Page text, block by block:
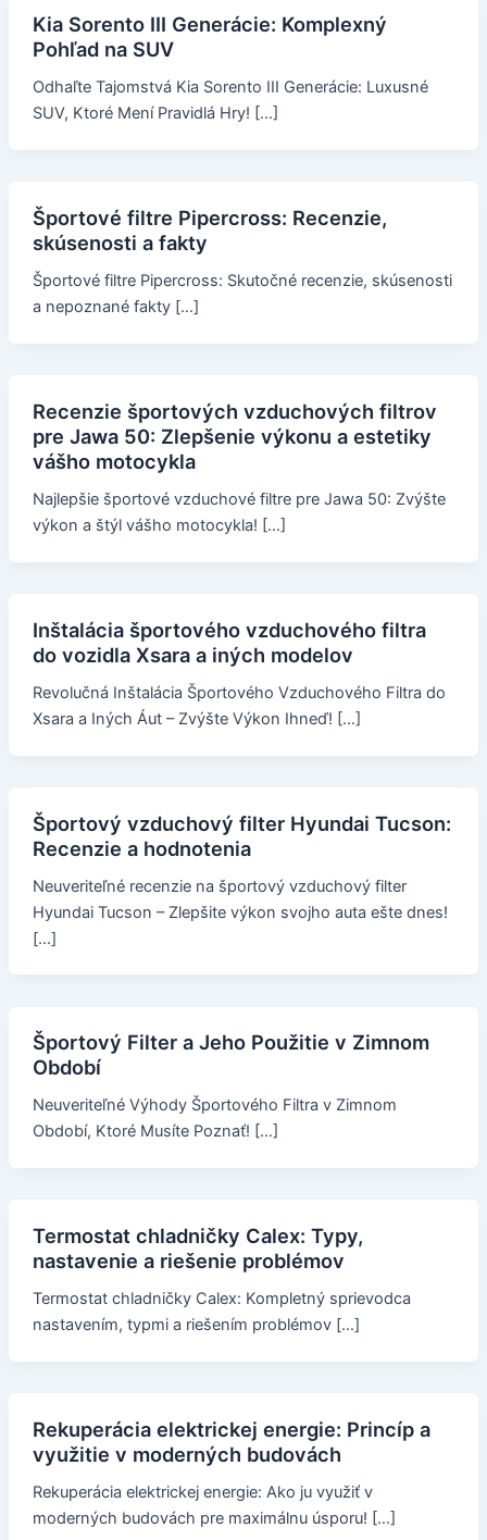
Kia Sorento III Generácie: Komplexný
Pohľad na SUV
Odhaľte Tajomstvá Kia Sorento III Generácie: Luxusné
SUV, Ktoré Mení Pravidlá Hry! […]
Športové filtre Pipercross: Recenzie,
skúsenosti a fakty
Športové filtre Pipercross: Skutočné recenzie, skúsenosti
a nepoznané fakty […]
Recenzie športových vzduchových filtrov
pre Jawa 50: Zlepšenie výkonu a estetiky
vášho motocykla
Najlepšie športové vzduchové filtre pre Jawa 50: Zvýšte
výkon a štýl vášho motocykla! […]
Inštalácia športového vzduchového filtra
do vozidla Xsara a iných modelov
Revolučná Inštalácia Športového Vzduchového Filtra do
Xsara a Iných Áut – Zvýšte Výkon Ihneď! […]
Športový vzduchový filter Hyundai Tucson:
Recenzie a hodnotenia
Neuveriteľné recenzie na športový vzduchový filter
Hyundai Tucson – Zlepšite výkon svojho auta ešte dnes!
[…]
Športový Filter a Jeho Použitie v Zimnom
Období
Neuveriteľné Výhody Športového Filtra v Zimnom
Období, Ktoré Musíte Poznať! […]
Termostat chladničky Calex: Typy,
nastavenie a riešenie problémov
Termostat chladničky Calex: Kompletný sprievodca
nastavením, typmi a riešením problémov […]
Rekuperácia elektrickej energie: Princíp a
využitie v moderných budovách
Rekuperácia elektrickej energie: Ako ju využiť v
moderných budovách pre maximálnu úsporu! […]